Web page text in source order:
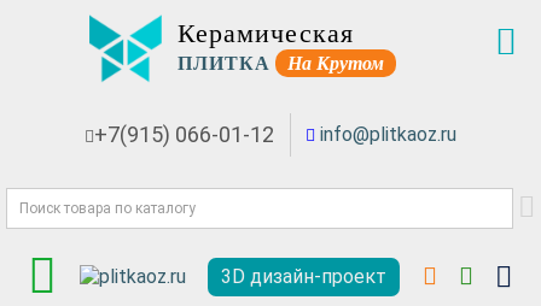
Керамическая
ПЛИТКА На Крутом
+7(915) 066-01-12 info@plitkaoz.ru
3D дизайн-проект